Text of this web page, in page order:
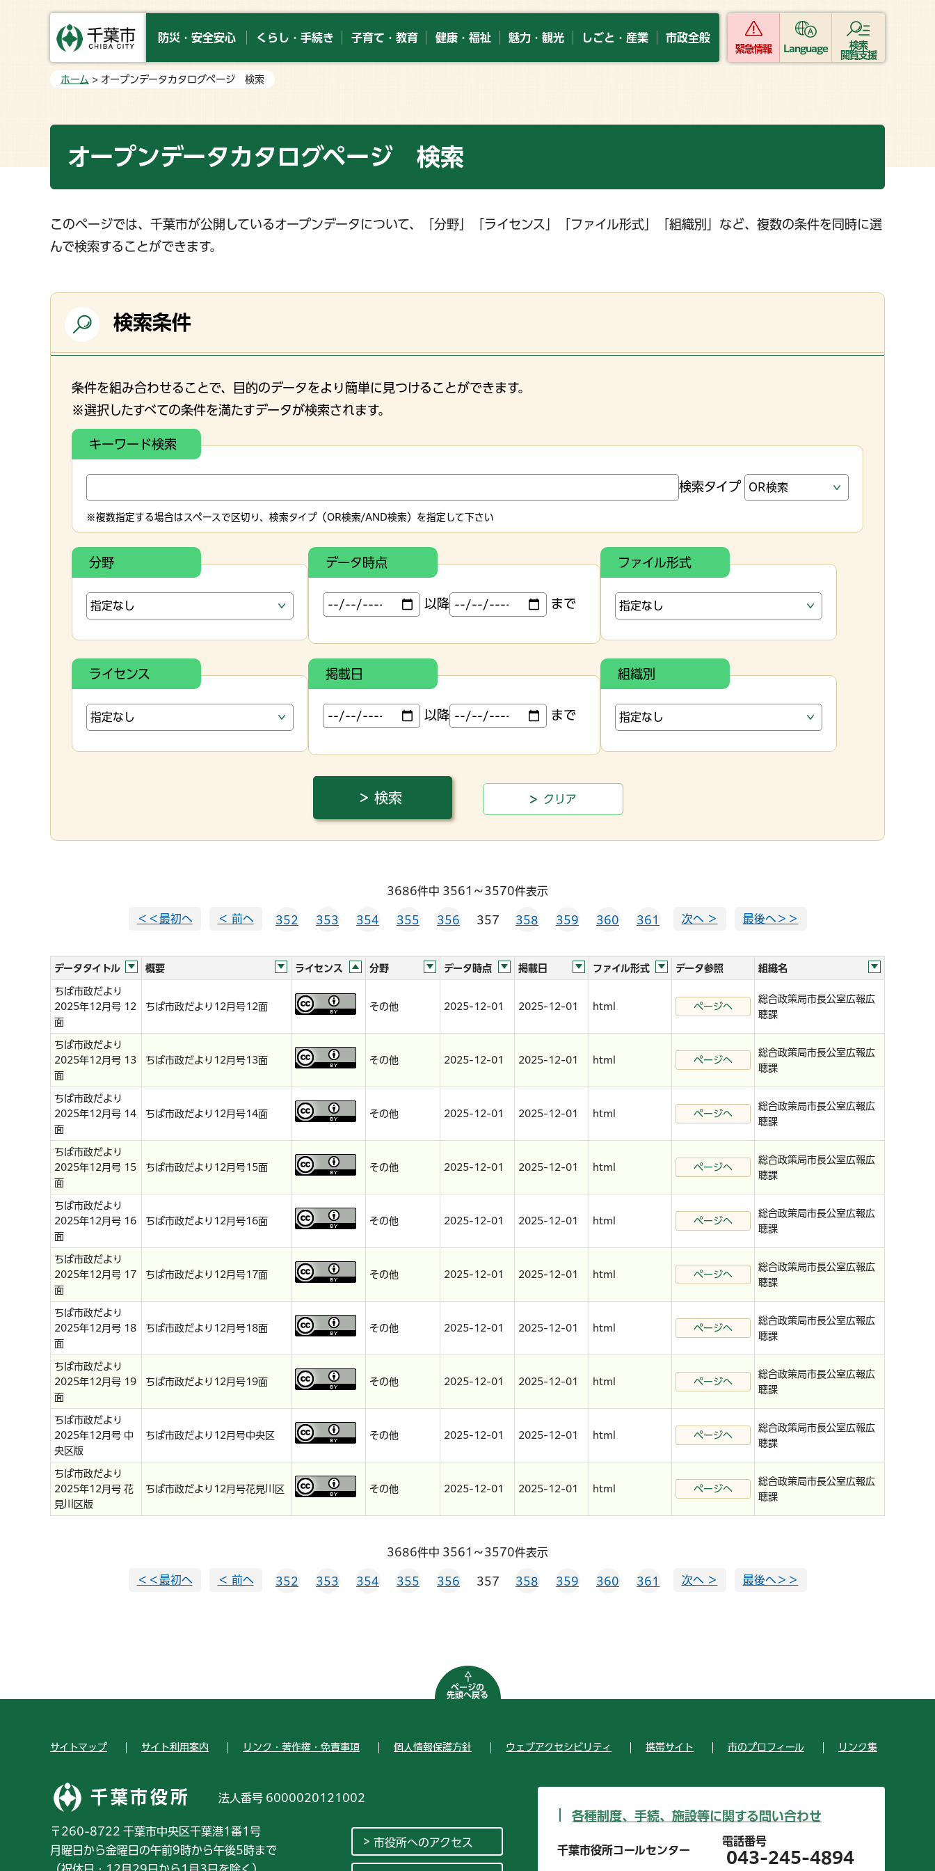
防災・安全安心 くらし・手続き 子育て・教育 健康・福祉 魅力・観光 しごと・産業 市政全般
緊急情報 Language
検索
閲覧支援
ホーム > オープンデータカタログページ 検索
オープンデータカタログページ 検索
このページでは、千葉市が公開しているオープンデータについて、「分野」「ライセンス」「ファイル形式」「組織別」など、複数の条件を同時に選
んで検索することができます。
検索条件
条件を組み合わせることで、目的のデータをより簡単に見つけることができます。
※選択したすべての条件を満たすデータが検索されます。
キーワード検索
検索タイプ
※複数指定する場合はスペースで区切り、検索タイプ（OR検索/AND検索）を指定して下さい
分野 データ時点
以降 まで
ファイル形式
ライセンス 掲載日
以降 まで
組織別
3686件中 3561～3570件表示
＜＜最初へ ＜ 前へ 352 353 354 355 356 357 358 359 360 361 次へ ＞ 最後へ＞＞
データタイトル 概要 ライセンス 分野 データ時点 掲載日 ファイル形式 データ参照 組織名
ちば市政だより
2025年12月号 12
面
ちば市政だより12月号12面 その他 2025-12-01 2025-12-01 html ページへ
総合政策局市長公室広報広
聴課
ちば市政だより
2025年12月号 13
面
ちば市政だより12月号13面 その他 2025-12-01 2025-12-01 html ページへ
総合政策局市長公室広報広
聴課
ちば市政だより
2025年12月号 14
面
ちば市政だより12月号14面 その他 2025-12-01 2025-12-01 html ページへ
総合政策局市長公室広報広
聴課
ちば市政だより
2025年12月号 15
面
ちば市政だより12月号15面 その他 2025-12-01 2025-12-01 html ページへ
総合政策局市長公室広報広
聴課
ちば市政だより
2025年12月号 16
面
ちば市政だより12月号16面 その他 2025-12-01 2025-12-01 html ページへ
総合政策局市長公室広報広
聴課
ちば市政だより
2025年12月号 17
面
ちば市政だより12月号17面 その他 2025-12-01 2025-12-01 html ページへ
総合政策局市長公室広報広
聴課
ちば市政だより
2025年12月号 18
面
ちば市政だより12月号18面 その他 2025-12-01 2025-12-01 html ページへ
総合政策局市長公室広報広
聴課
ちば市政だより
2025年12月号 19
面
ちば市政だより12月号19面 その他 2025-12-01 2025-12-01 html ページへ
総合政策局市長公室広報広
聴課
ちば市政だより
2025年12月号 中
央区版
ちば市政だより12月号中央区 その他 2025-12-01 2025-12-01 html ページへ
総合政策局市長公室広報広
聴課
ちば市政だより
2025年12月号 花
見川区版
ちば市政だより12月号花見川区 その他 2025-12-01 2025-12-01 html ページへ
総合政策局市長公室広報広
聴課
3686件中 3561～3570件表示
＜＜最初へ ＜ 前へ 352 353 354 355 356 357 358 359 360 361 次へ ＞ 最後へ＞＞
ページの
先頭へ戻る
サイトマップ サイト利用案内 リンク・著作権・免責事項 個人情報保護方針 ウェブアクセシビリティ 携帯サイト 市のプロフィール リンク集
千葉市役所 法人番号 6000020121002
〒260-8722 千葉市中央区千葉港1番1号
月曜日から金曜日の午前9時から午後5時まで
市役所へのアクセス
各種制度、手続、施設等に関する問い合わせ
千葉市役所コールセンター
電話番号
043-245-4894